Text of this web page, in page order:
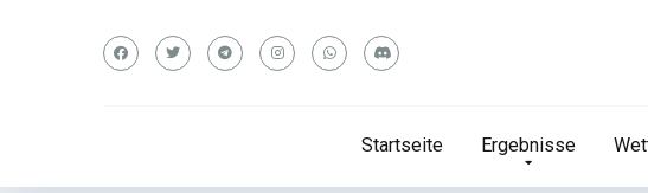
Startseite Ergebnisse